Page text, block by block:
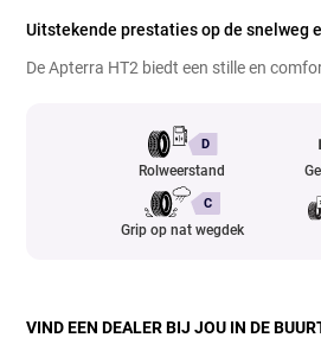
Uitstekende prestaties op de snelweg
De Apterra HT2 biedt een stille en
D
Rolweerstand
C
Grip op nat wegdek
VIND EEN DEALER BIJ JOU IN DE